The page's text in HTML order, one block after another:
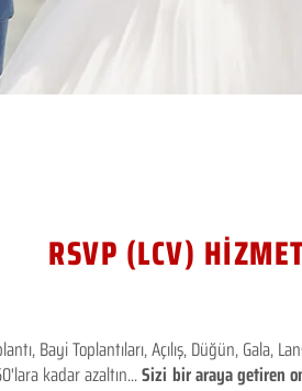
RSVP (LCV)
Bayi Toplantıları, Açılış, Düğün,
kadar azaltın...Sizi bir araya getiren